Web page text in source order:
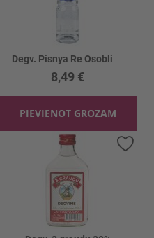
8,49 €
PIEVIENOT GROZAM
Pievienot vēlmju sarakstam